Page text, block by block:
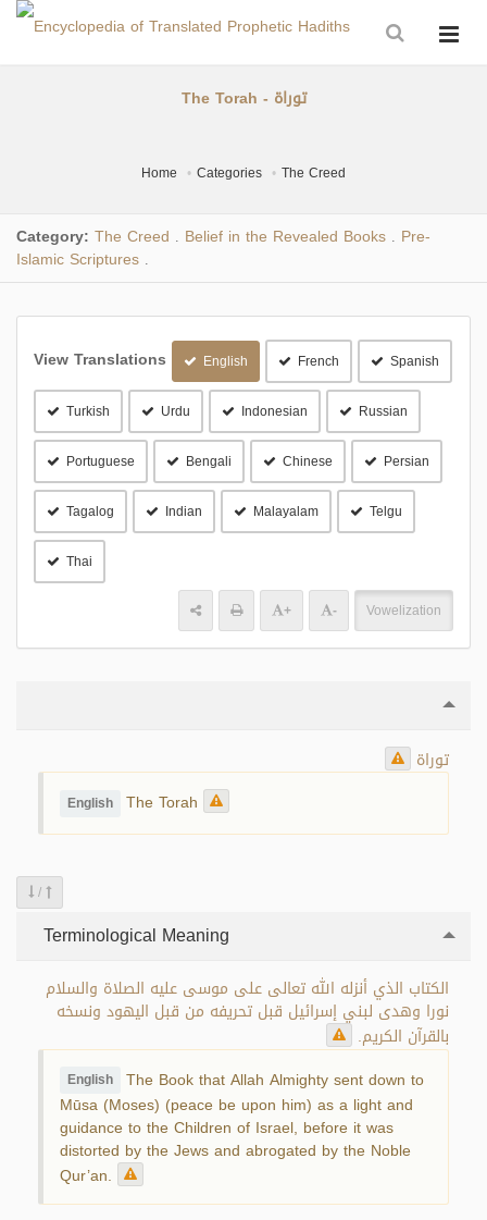
The Torah - توراة
Home Categories The Creed
Category: The Creed Belief in the Revealed Books Pre-
Islamic Scriptures
View Translations English French Spanish
Turkish Urdu Indonesian Russian
Portuguese Bengali Chinese Persian
Tagalog Indian Malayalam Telgu
Thai
+ - Vowelization
توراة
English The Torah
/
Terminological Meaning
الكتاب الذي أنزله الله تعالى على موسى عليه الصلاة والسلام
نورا وهدى لبني إسرائيل قبل تحريفه من قبل اليهود ونسخه
بالقرآن الكريم.
English The Book that Allah Almighty sent down to
Mūsa (Moses) (peace be upon him) as a light and
guidance to the Children of Israel, before it was
distorted by the Jews and abrogated by the Noble
Qur’an.